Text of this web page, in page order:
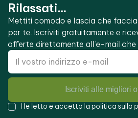
Rilassati...
Mettiti comodo e lascia che
per te. Iscriviti gratuitamente e
offerte direttamente all’e-mail che
Iscriviti alle migliori
He letto e accetto la politica sulla